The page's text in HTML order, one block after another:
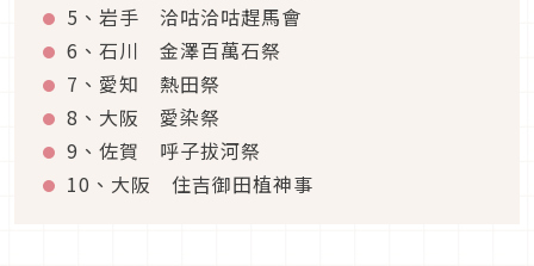
5、岩手 洽咕洽咕趕馬會
6、石川 金澤百萬石祭
7、愛知 熱田祭
8、大阪 愛染祭
9、佐賀 呼子拔河祭
10、大阪 住吉御田植神事